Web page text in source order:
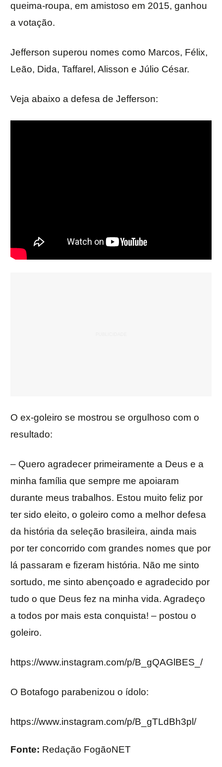
queima-roupa, em amistoso em 2015, ganhou
a votação.
Jefferson superou nomes como Marcos, Félix,
Leão, Dida, Taffarel, Alisson e Júlio César.
Veja abaixo a defesa de Jefferson:
O ex-goleiro se mostrou se orgulhoso com o
resultado:
– Quero agradecer primeiramente a Deus e a
minha família que sempre me apoiaram
durante meus trabalhos. Estou muito feliz por
ter sido eleito, o goleiro como a melhor defesa
da história da seleção brasileira, ainda mais
por ter concorrido com grandes nomes que por
lá passaram e fizeram história. Não me sinto
sortudo, me sinto abençoado e agradecido por
tudo o que Deus fez na minha vida. Agradeço
a todos por mais esta conquista! – postou o
goleiro.
https://www.instagram.com/p/B_gQAGlBES_/
O Botafogo parabenizou o ídolo:
https://www.instagram.com/p/B_gTLdBh3pl/
Fonte: Redação FogãoNET